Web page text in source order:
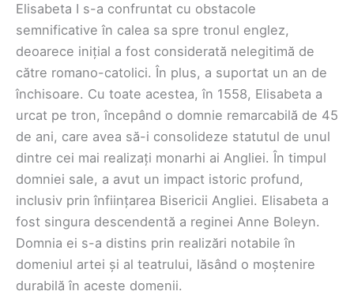
Elisabeta I s-a confruntat cu obstacole
semnificative în calea sa spre tronul englez,
deoarece inițial a fost considerată nelegitimă de
către romano-catolici. În plus, a suportat un an de
închisoare. Cu toate acestea, în 1558, Elisabeta a
urcat pe tron, începând o domnie remarcabilă de 45
de ani, care avea să-i consolideze statutul de unul
dintre cei mai realizați monarhi ai Angliei. În timpul
domniei sale, a avut un impact istoric profund,
inclusiv prin înființarea Bisericii Angliei. Elisabeta a
fost singura descendentă a reginei Anne Boleyn.
Domnia ei s-a distins prin realizări notabile în
domeniul artei și al teatrului, lăsând o moștenire
durabilă în aceste domenii.